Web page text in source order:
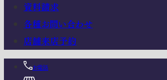
資料請求
各種お問い合わせ
店舗来店予約
お電話